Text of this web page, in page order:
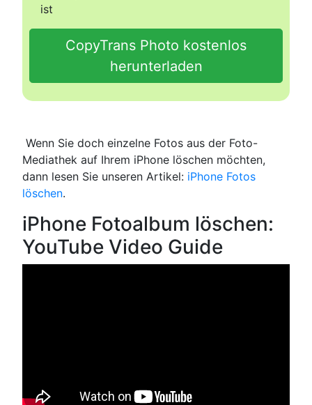
ist
CopyTrans Photo kostenlos
herunterladen
️ Wenn Sie doch einzelne Fotos aus der Foto-
Mediathek auf Ihrem iPhone löschen möchten,
dann lesen Sie unseren Artikel: iPhone Fotos
löschen.
iPhone Fotoalbum löschen:
YouTube Video Guide